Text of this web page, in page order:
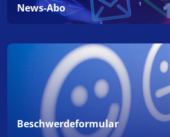
News-Abo
Beschwerdeformular